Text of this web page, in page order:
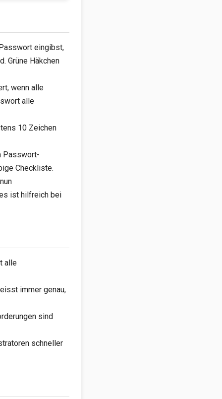
eingibst,
Grüne Häkchen
wenn alle
alle
10 Zeichen
Passwort-
Checkliste.
ist hilfreich bei
alle
immer genau,
sind
schneller